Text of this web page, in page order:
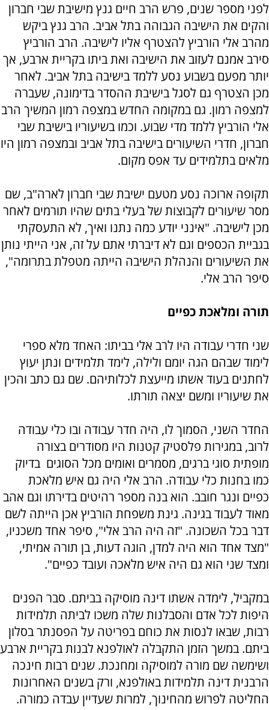
לפני מספר שנים, פרש הרב חיים גנץ מישיבת שבי חברון
והקים את הישיבה הגבוהה בתל אביב. הרב גנץ ביקש
מהרב אלי הורביץ להצטרף אליו לישיבה. הרב הורביץ
סירב אמנם לעזוב את הישיבה ואת ביתו בקריית ארבע, אך
יותר מפעם בשבוע נסע ללמד בישיבה בתל אביב. לאחר
מכן הצטרף גם לסגל בישיבת ההסדר בדימונה, שעברה
למצפה רמון. גם במקומה החדש במצפה רמון המשיך הרב
אלי הורביץ ללמד מדי שבוע. וכמו בשיעוריו בישיבת שבי
חברון, חדרי השיעורים בישיבה בתל אביב ובמצפה רמון היו
מלאים בתלמידים עד אפס מקום.
תקופה ארוכה נסע מטעם ישיבת שבי חברון לארה"ב, שם
מסר שיעורים לקבוצות של בעלי בתים שהיו תורמים לאחר
מכן לישיבה. "אינני יודע כמה נתנו ואיך, לא התעסקתי
בגביית הכספים וגם לא דיברתי אתם על זה, אני הייתי נותן
את השיעורים והנהלת הישיבה הייתה מטפלת בתרומה",
סיפר הרב אלי.
תורה ומלאכת כפיים
שני חדרי עבודה היו לרב אלי בביתו: האחד מלא ספרי
לימוד שבהם הגה יומם ולילה, לימד תלמידים ונתן יעוץ
לחתנים בעוד אשתו מייעצת לכלותיהם. שם גם כתב והכין
את שיעוריו ומשם יצאה תורתו.
החדר השני, הסמוך לו, היה חדר עבודה ובו כלי עבודה
לרוב, במגירות פלסטיק קטנות היו מסודרים בצורה
מופתית סוגי ברגים, מסמרים ואומים מכל הסוגים  בדיוק
כמו בחנות כלי עבודה. הרב אלי היה גם איש מלאכת
כפיים ונגר חובב. הוא בנה מספר רהיטים בדירתו וגם אהב
מאוד לעבוד בגינה. גינת משפחת הורביץ אכן הייתה לשם
דבר בכל השכונה. "זה היה הרב אלי", סיפר אחד משכניו,
"מצד אחד הוא היה למדן, הוגה דעות, בן תורה אמיתי,
ומצד שני הוא גם היה איש מלאכה ועובד כפיים".
במקביל, לימדה אשתו דינה מוסיקה בביתם. סבר הפנים
היפות לכל אדם והסבלנות שלה משכו לביתה תלמידות
רבות, שבאו לנסות את כוחם בפריטה על הפסנתר בסלון
ביתם. במשך הזמן התקבלה לאולפנא לבנות בקריית ארבע
ושימשה שם מורה למוסיקה ומחנכת. שנים רבות חינכה
הרבנית דינה תלמידות באולפנא, ורק בשנים האחרונות
החליטה לפרוש מהחינוך, למרות שעדיין עבדה כמורה.